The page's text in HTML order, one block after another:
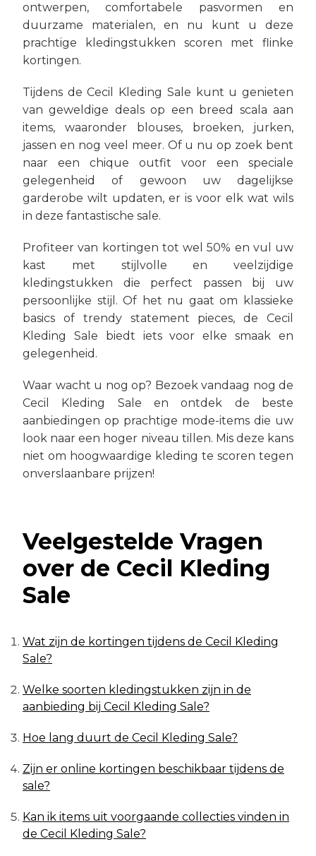
ontwerpen, comfortabele pasvormen en
duurzame materialen, en nu kunt u deze
prachtige kledingstukken scoren met flinke
kortingen.
Tijdens de Cecil Kleding Sale kunt u genieten
van geweldige deals op een breed scala aan
items, waaronder blouses, broeken, jurken,
jassen en nog veel meer. Of u nu op zoek bent
naar een chique outfit voor een speciale
gelegenheid of gewoon uw dagelijkse
garderobe wilt updaten, er is voor elk wat wils
in deze fantastische sale.
Profiteer van kortingen tot wel 50% en vul uw
kast met stijlvolle en veelzijdige
kledingstukken die perfect passen bij uw
persoonlijke stijl. Of het nu gaat om klassieke
basics of trendy statement pieces, de Cecil
Kleding Sale biedt iets voor elke smaak en
gelegenheid.
Waar wacht u nog op? Bezoek vandaag nog de
Cecil Kleding Sale en ontdek de beste
aanbiedingen op prachtige mode-items die uw
look naar een hoger niveau tillen. Mis deze kans
niet om hoogwaardige kleding te scoren tegen
onverslaanbare prijzen!
Veelgestelde Vragen
over de Cecil Kleding
Sale
Wat zijn de kortingen tijdens de Cecil Kleding
Sale?
Welke soorten kledingstukken zijn in de
aanbieding bij Cecil Kleding Sale?
Hoe lang duurt de Cecil Kleding Sale?
Zijn er online kortingen beschikbaar tijdens de
sale?
Kan ik items uit voorgaande collecties vinden in
de Cecil Kleding Sale?